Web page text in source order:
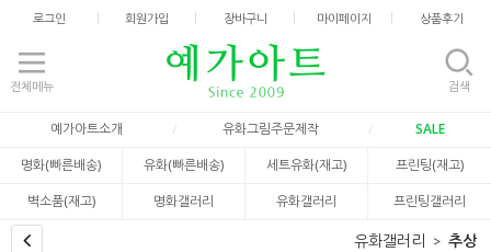
로그인 회원가입 장바구니 마이페이지 상품후기
전체메뉴 검색
예가아트소개 유화그림주문제작
SALE
명화(빠른배송)
유화(빠른배송) 세트유화(재고)
프린팅(재고)
벽소품(재고)
명화갤러리 유화갤러리 프린팅갤러리
유화갤러리 추상